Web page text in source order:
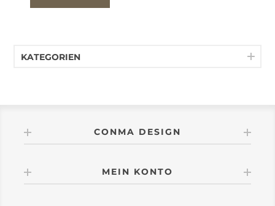
KATEGORIEN
CONMA DESIGN
MEIN KONTO